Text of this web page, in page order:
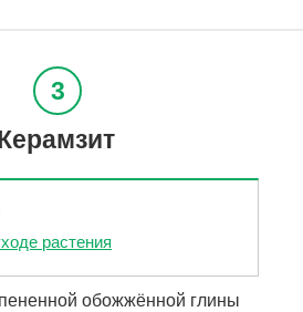
растения
обожжённой глины